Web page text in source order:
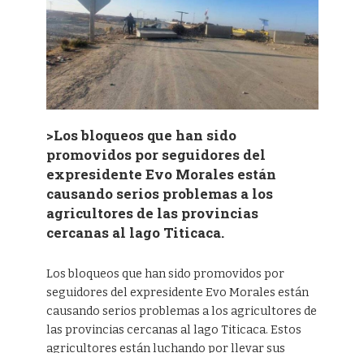
>Los bloqueos que han sido
promovidos por seguidores del
expresidente Evo Morales están
causando serios problemas a los
agricultores de las provincias
cercanas al lago Titicaca.
Los bloqueos que han sido promovidos por
seguidores del expresidente Evo Morales están
causando serios problemas a los agricultores de
las provincias cercanas al lago Titicaca. Estos
agricultores están luchando por llevar sus